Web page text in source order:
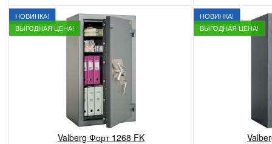
НОВИНКА!
ВЫГОДНАЯ ЦЕНА!
Valberg Форт 1268 FK
НОВИНКА!
ВЫГОДНАЯ ЦЕНА!